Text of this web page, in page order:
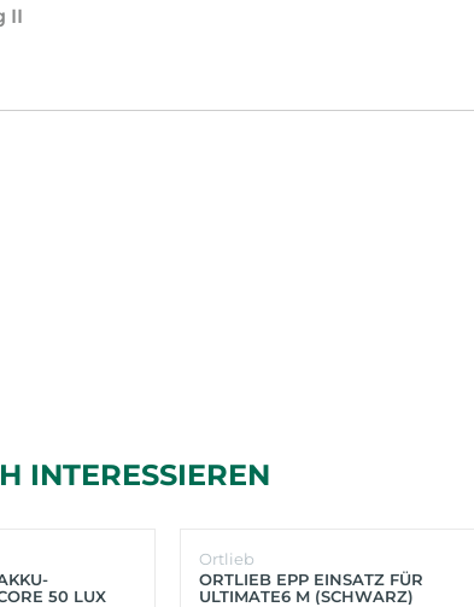
II
INTERESSIEREN
50 LUX
Ortlieb
ORTLIEB EPP EINSATZ FÜR
ULTIMATE6 M (SCHWARZ)